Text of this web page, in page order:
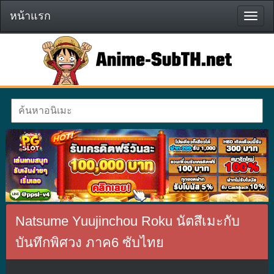
หน้า
แรก
หน้าแรก
Natsume Yuujinchou Roku นัตสึเมะกับ
บันทึกพิศวง ภาค6 ซับไทย